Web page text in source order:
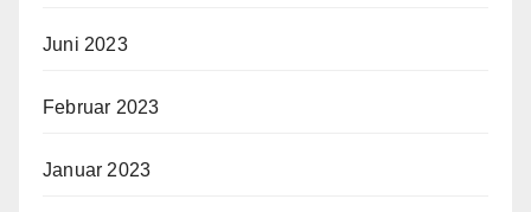
Juni 2023
Februar 2023
Januar 2023